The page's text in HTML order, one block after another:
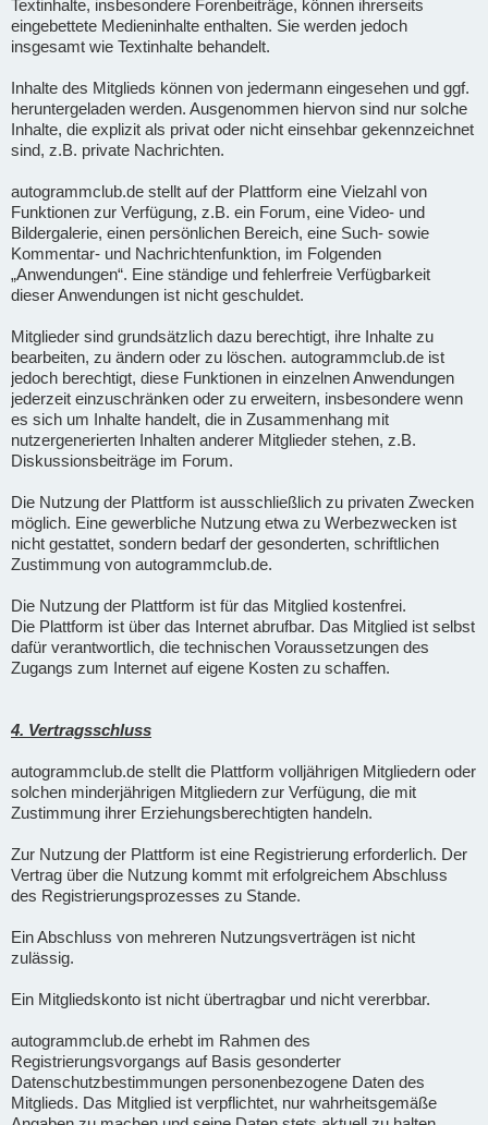
Textinhalte, insbesondere Forenbeiträge, können ihrerseits
eingebettete Medieninhalte enthalten. Sie werden jedoch
insgesamt wie Textinhalte behandelt.
Inhalte des Mitglieds können von jedermann eingesehen und ggf.
heruntergeladen werden. Ausgenommen hiervon sind nur solche
Inhalte, die explizit als privat oder nicht einsehbar gekennzeichnet
sind, z.B. private Nachrichten.
autogrammclub.de stellt auf der Plattform eine Vielzahl von
Funktionen zur Verfügung, z.B. ein Forum, eine Video- und
Bildergalerie, einen persönlichen Bereich, eine Such- sowie
Kommentar- und Nachrichtenfunktion, im Folgenden
„Anwendungen“. Eine ständige und fehlerfreie Verfügbarkeit
dieser Anwendungen ist nicht geschuldet.
Mitglieder sind grundsätzlich dazu berechtigt, ihre Inhalte zu
bearbeiten, zu ändern oder zu löschen. autogrammclub.de ist
jedoch berechtigt, diese Funktionen in einzelnen Anwendungen
jederzeit einzuschränken oder zu erweitern, insbesondere wenn
es sich um Inhalte handelt, die in Zusammenhang mit
nutzergenerierten Inhalten anderer Mitglieder stehen, z.B.
Diskussionsbeiträge im Forum.
Die Nutzung der Plattform ist ausschließlich zu privaten Zwecken
möglich. Eine gewerbliche Nutzung etwa zu Werbezwecken ist
nicht gestattet, sondern bedarf der gesonderten, schriftlichen
Zustimmung von autogrammclub.de.
Die Nutzung der Plattform ist für das Mitglied kostenfrei.
Die Plattform ist über das Internet abrufbar. Das Mitglied ist selbst
dafür verantwortlich, die technischen Voraussetzungen des
Zugangs zum Internet auf eigene Kosten zu schaffen.
4. Vertragsschluss
autogrammclub.de stellt die Plattform volljährigen Mitgliedern oder
solchen minderjährigen Mitgliedern zur Verfügung, die mit
Zustimmung ihrer Erziehungsberechtigten handeln.
Zur Nutzung der Plattform ist eine Registrierung erforderlich. Der
Vertrag über die Nutzung kommt mit erfolgreichem Abschluss
des Registrierungsprozesses zu Stande.
Ein Abschluss von mehreren Nutzungsverträgen ist nicht
zulässig.
Ein Mitgliedskonto ist nicht übertragbar und nicht vererbbar.
autogrammclub.de erhebt im Rahmen des
Registrierungsvorgangs auf Basis gesonderter
Datenschutzbestimmungen personenbezogene Daten des
Mitglieds. Das Mitglied ist verpflichtet, nur wahrheitsgemäße